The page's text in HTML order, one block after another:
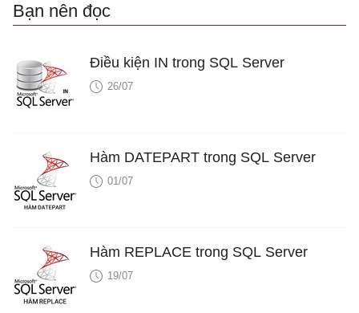
Bạn nên đọc
Điều kiện IN trong SQL Server
26/07
Hàm DATEPART trong SQL Server
01/07
Hàm REPLACE trong SQL Server
19/07